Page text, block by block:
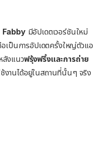
Fabbyมีอัปเดตเวอร์ชันใหม่
เป็นการอัปเดตครั้งใหญ่ตัวแอ
ลังแนวฟรุ้งฟริ้งและการถ่าย
งานได้อยู่ในสถานที่นั้นๆ จริง